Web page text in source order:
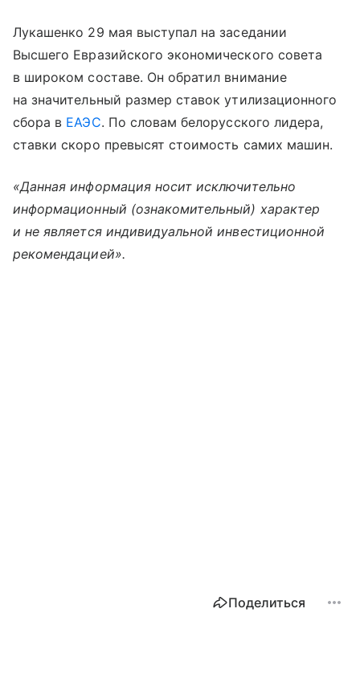
Лукашенко 29 мая выступал на заседании
Высшего Евразийского экономического совета
в широком составе. Он обратил внимание
на значительный размер ставок утилизационного
сбора в ЕАЭС. По словам белорусского лидера,
ставки скоро превысят стоимость самих машин.
«Данная информация носит исключительно
информационный (ознакомительный) характер
и не является индивидуальной инвестиционной
рекомендацией».
Поделиться